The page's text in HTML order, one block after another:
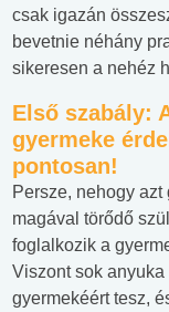
csak igazán
bevetnie néhány
sikeresen a nehéz
Első szabály:
gyermeke
pontosan!
Persze, nehogy
magával törődő
foglalkozik a
Viszont sok
gyermekéért tesz,